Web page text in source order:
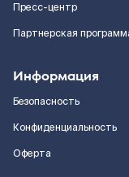
Пресс-центр
Партнерская
Информация
Безопасность
Конфиденциальность
Оферта